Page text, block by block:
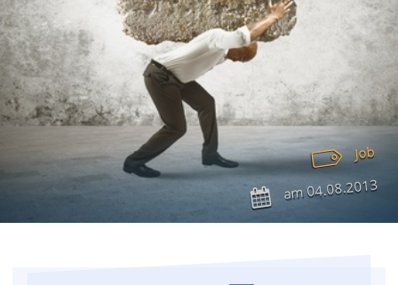
Job
am04.08.2013